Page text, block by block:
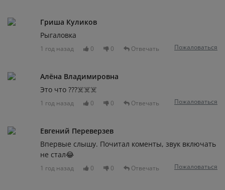
Гриша Куликов
Рыгаловка
1 год назад 0 0 Отвечать Пожаловаться
Алёна Владимировна
Это что ???☠️☠️☠️
1 год назад 0 0 Отвечать Пожаловаться
Евгений Переверзев
Впервые слышу. Почитал коменты, звук включать
не стал😂
1 год назад 0 0 Отвечать Пожаловаться